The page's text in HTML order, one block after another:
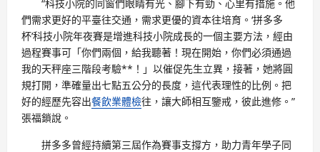
“科技小院的同窗們眼睛有光、腳下有勁、心里有措施。他
們需求更好的平臺往交通，需求更優的資本往培育。‘拼多多
杯’科技小院年夜賽是增進科技小院成長的一個主要方法，經由
過程賽事可「你們兩個，給我聽著！現在開始，你們必須通過
我的天秤座三階段考驗**！」以催促先生立異，接著，她將圓
規打開，準確量出七點五公分的長度，這代表理性的比例。把
好的經歷先容出餐飲業體檢往，讓大師相互鑒戒，彼此進修。”
張福鎖說。
拼多多曾經持續第三屆作為賽事支撐方，助力青年學子同